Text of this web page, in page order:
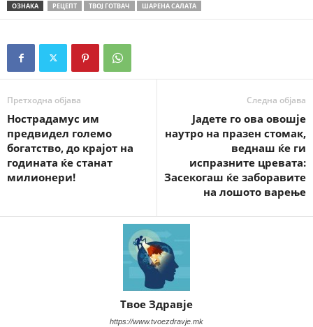
ОЗНАКА РЕЦЕПТ ТВОЈ ГОТВАЧ ШАРЕНА САЛАТА
Претходна објава
Нострадамус им
предвидел големо
богатство, до крајот на
годината ќе станат
милионери!
Следна објава
Јадете го ова овошје
наутро на празен стомак,
веднаш ќе ги
испразните цревата:
Засекогаш ќе заборавите
на лошото варење
Твое Здравје
https://www.tvoezdravje.mk